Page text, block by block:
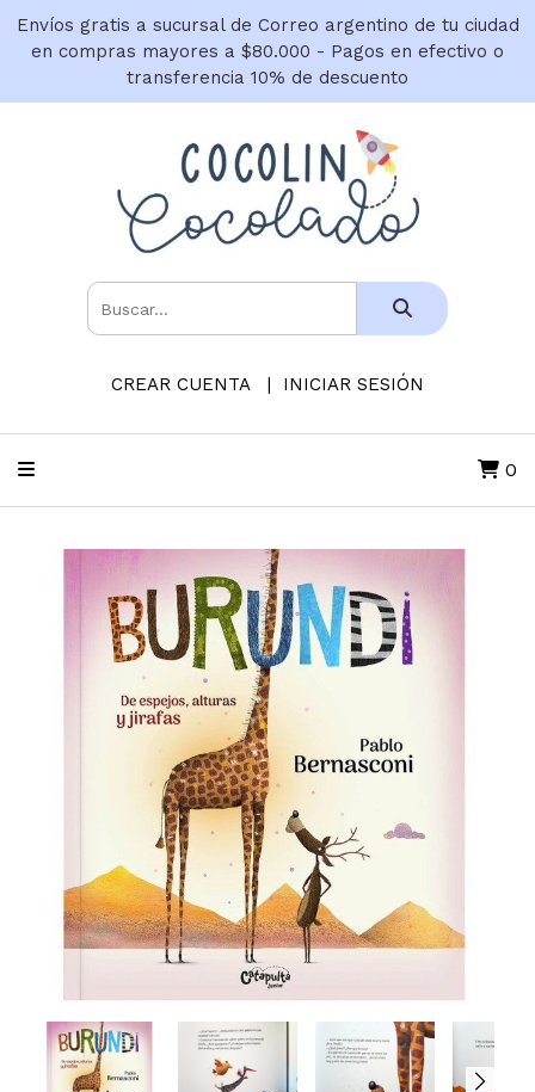
Envíos gratis a sucursal de Correo argentino de tu ciudad
en compras mayores a $80.000 - Pagos en efectivo o
transferencia 10% de descuento
CREAR CUENTA INICIAR SESIÓN
0